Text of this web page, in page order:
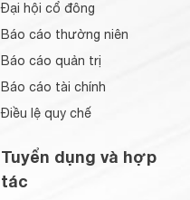
Đại hội cổ đông
Báo cáo thường niên
Báo cáo quản trị
Báo cáo tài chính
Điều lệ quy chế
Tuyển dụng và hợp
tác